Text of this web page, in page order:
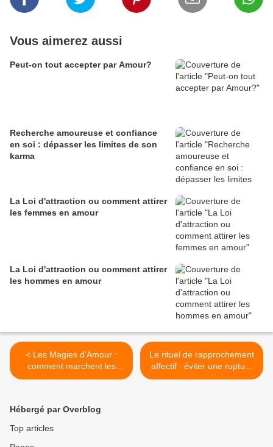
Vous aimerez aussi
Peut-on tout accepter par Amour?
Recherche amoureuse et confiance
en soi : dépasser les limites de son
karma
La Loi d'attraction ou comment attirer
les femmes en amour
La Loi d'attraction ou comment attirer
les hommes en amour
< Les Magies d'Amour :
comment marchent les
rituels ?
Le rituel de rapprochement
affectif : éviter une rupture
et retrouver l'Amour >
Hébergé par Overblog
Top articles